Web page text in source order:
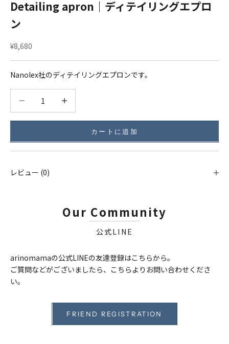
Detailing apron｜ディテイリングエプロ
ン
セール価格
¥8,680
Nanolex社のディテイリングエプロンです。
カートに追加
レビュー (0)
Our Community
公式LINE
arinomamaの公式LINEの友達登録はこちらから。
ご質問などがございましたら、こちらよりお問い合わせくださ
い。
FRIEND REGISTRATION